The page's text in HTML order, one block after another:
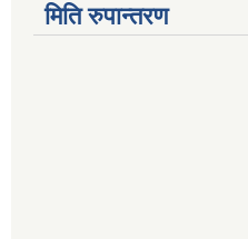
मिति रुपान्तरण